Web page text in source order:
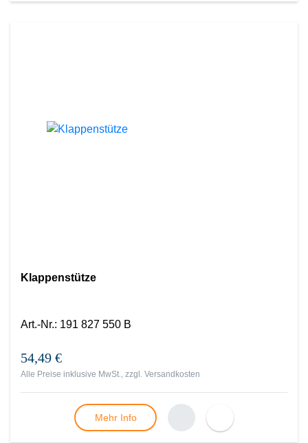
Klappenstütze
Art.-Nr.: 191 827 550 B
54,49 €
Alle Preise inklusive MwSt., zzgl. Versandkosten
Mehr Info